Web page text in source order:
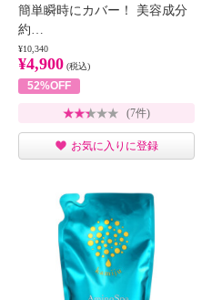
簡単瞬時にカバー！ 美容成分
約…
¥10,340
¥4,900 (税込)
52%OFF
(7件)
お気に入りに登録